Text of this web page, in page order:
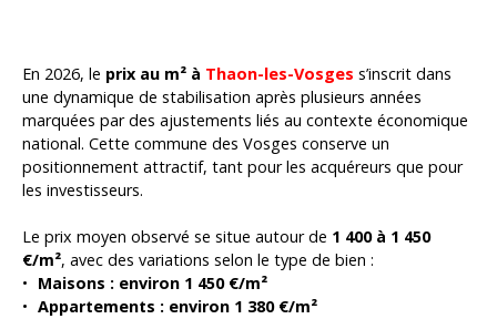
En 2026, le prix au m² à Thaon-les-Vosges s’inscrit dans
une dynamique de stabilisation après plusieurs années
marquées par des ajustements liés au contexte économique
national. Cette commune des Vosges conserve un
positionnement attractif, tant pour les acquéreurs que pour
les investisseurs.
Le prix moyen observé se situe autour de 1 400 à 1 450
€/m², avec des variations selon le type de bien :
Maisons : environ 1 450 €/m²
Appartements : environ 1 380 €/m²